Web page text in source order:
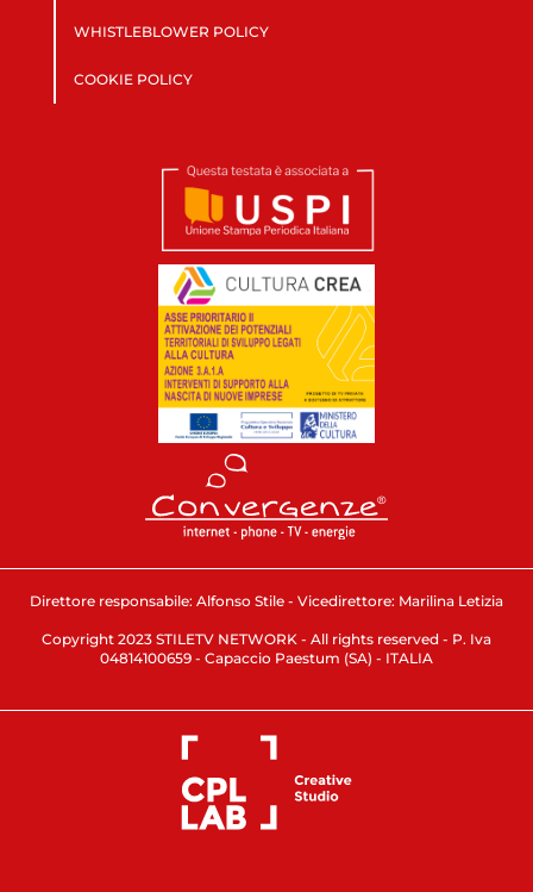
WHISTLEBLOWER POLICY
COOKIE POLICY
Direttore responsabile: Alfonso Stile - Vicedirettore: Marilina Letizia
Copyright 2023 STILETV NETWORK - All rights reserved - P. Iva
04814100659 - Capaccio Paestum (SA) - ITALIA